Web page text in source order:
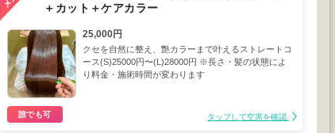
＋カット＋ケアカラー
25,000円
クセを自然に整え、艶カラーまで叶えるストレートコ
ース(S)25000円〜(L)28000円 ※長さ・髪の状態によ
り料金・施術時間が変わります
誰でも可 タップして空席を確認